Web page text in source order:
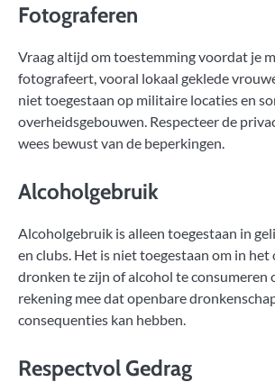
Fotograferen
Vraag altijd om toestemming voordat je
fotografeert, vooral lokaal geklede
niet toegestaan op militaire locaties en
overheidsgebouwen. Respecteer de
wees bewust van de beperkingen.
Alcoholgebruik
Alcoholgebruik is alleen toegestaan in
en clubs. Het is niet toegestaan om in het
dronken te zijn of alcohol te consumeren
rekening mee dat openbare
consequenties kan hebben.
Respectvol Gedrag